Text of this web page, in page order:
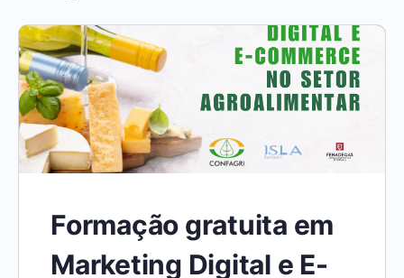
Formação gratuita em
Marketing Digital e E-